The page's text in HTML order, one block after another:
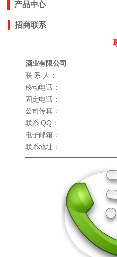
产品中心
招商联系
酒业有限公司
联 系 人：
移动电话：
固定电话：
公司传真：
联系 QQ：
电子邮箱：
联系地址：